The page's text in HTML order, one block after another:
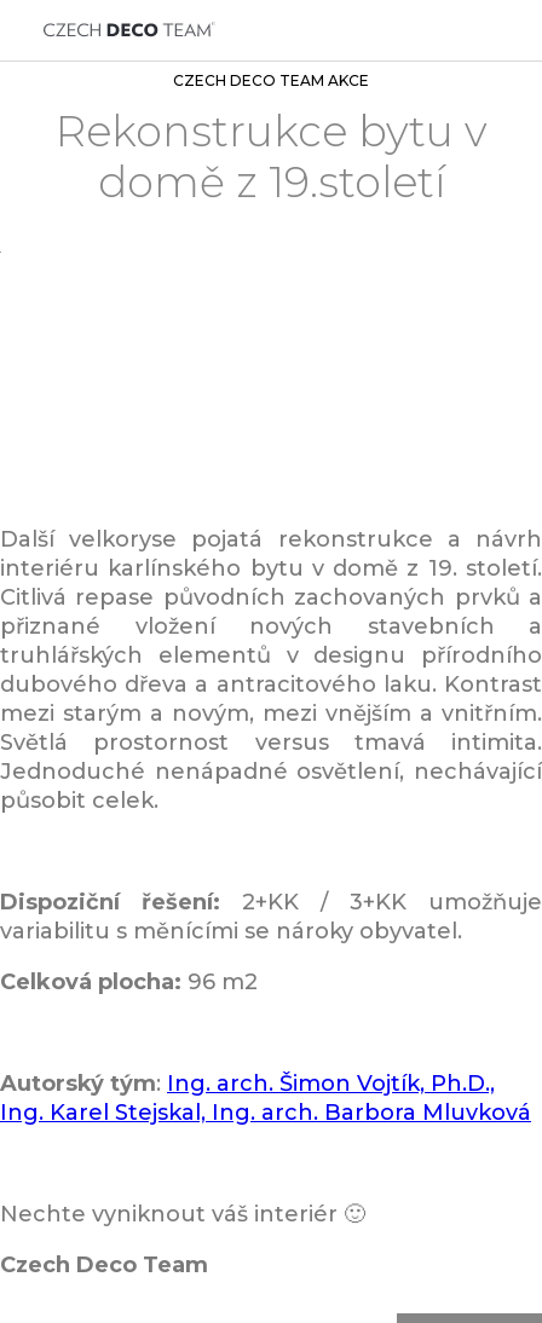
CZECH DECO TEAM AKCE
Rekonstrukce bytu v
domě z 19.století
Další velkoryse pojatá rekonstrukce a návrh
interiéru karlínského bytu v domě z 19. století.
Citlivá repase původních zachovaných prvků a
přiznané vložení nových stavebních a
truhlářských elementů v designu přírodního
dubového dřeva a antracitového laku. Kontrast
mezi starým a novým, mezi vnějším a vnitřním.
Světlá prostornost versus tmavá intimita.
Jednoduché nenápadné osvětlení, nechávající
působit celek.
Dispoziční řešení: 2+KK / 3+KK umožňuje
variabilitu s měnícími se nároky obyvatel.
Celková plocha: 96 m2
Autorský tým: Ing. arch. Šimon Vojtík, Ph.D.,
Ing. Karel Stejskal, Ing. arch. Barbora Mluvková
Nechte vyniknout váš interiér 🙂
Czech Deco Team